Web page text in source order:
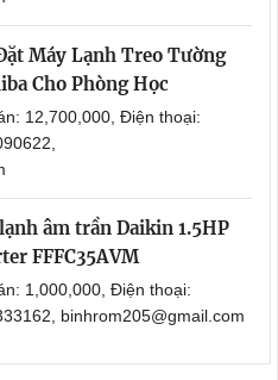
Máy Lạnh Treo Tường
Cho Phòng Học
12,700,000, Điện thoại:
âm trần Daikin 1.5HP
FFFC35AVM
1,000,000, Điện thoại:
binhrom205@gmail.com